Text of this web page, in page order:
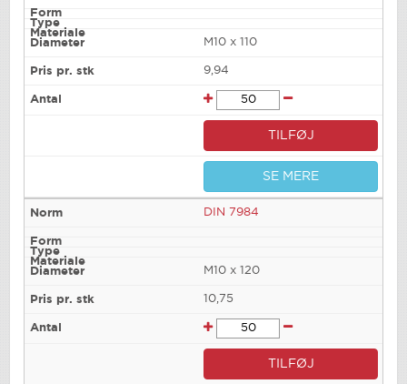
M10 x 110
9,94
TILFØJ
SE MERE
DIN 7984
M10 x 120
10,75
TILFØJ